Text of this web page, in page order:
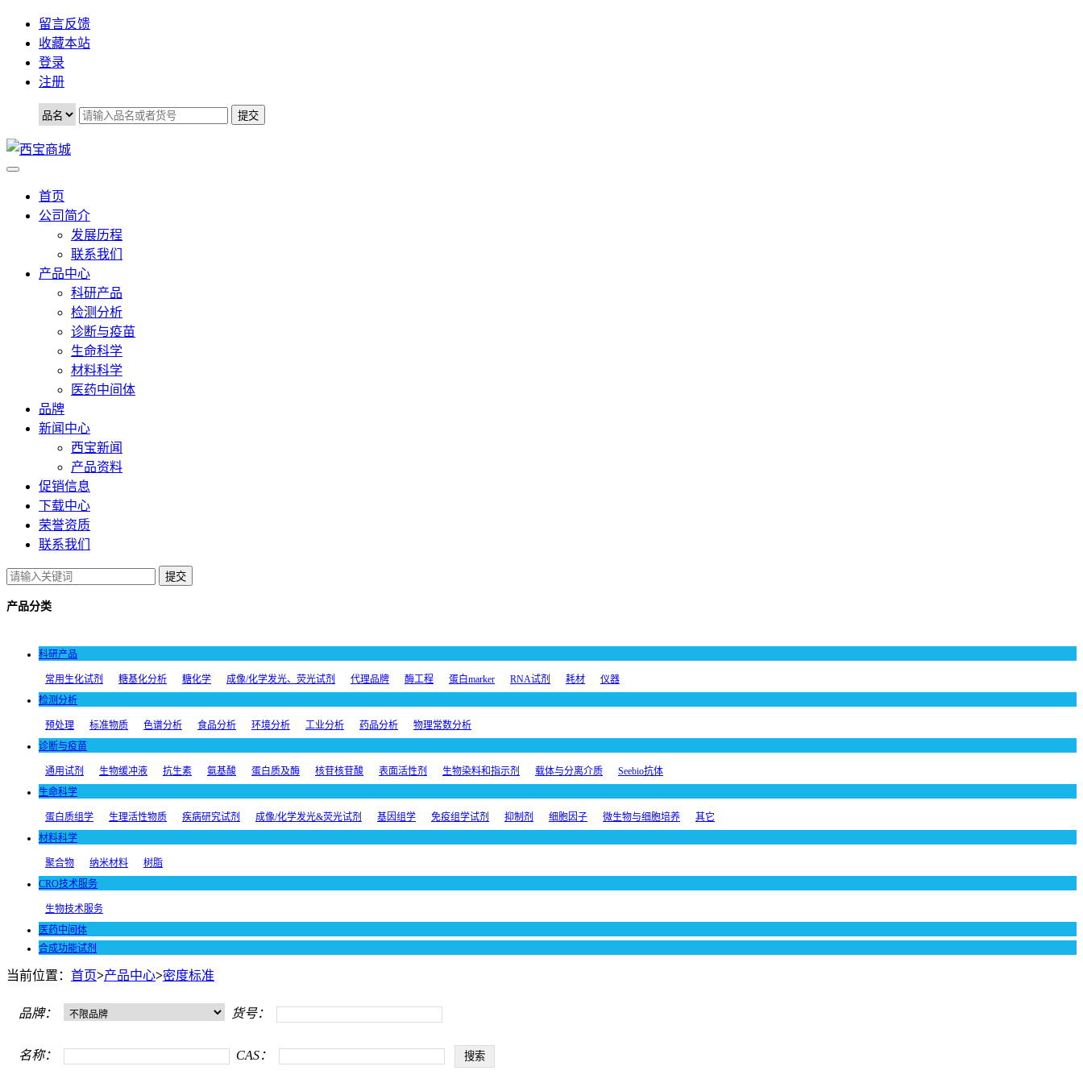
留言反馈
收藏本站
登录
注册
首页
公司简介
发展历程
联系我们
产品中心
科研产品
检测分析
诊断与疫苗
生命科学
材料科学
医药中间体
品牌
新闻中心
西宝新闻
产品资料
促销信息
下载中心
荣誉资质
联系我们
提交
产品分类
科研产品
常用生化试剂 糖基化分析 糖化学 成像/化学发光、荧光试剂 代理品牌 酶工程 蛋白marker RNA试剂 耗材
仪器
检测分析
预处理 标准物质 色谱分析 食品分析 环境分析 工业分析 药品分析
物理常数分析
诊断与疫苗
通用试剂 生物缓冲液 抗生素 氨基酸 蛋白质及酶 核苷核苷酸 表面活性剂 生物染料和指示剂 载体与分离介质
Seebio抗体
生命科学
蛋白质组学 生理活性物质 疾病研究试剂 成像/化学发光&荧光试剂 基因组学 免疫组学试剂 抑制剂 细胞因子 微生物与细胞培养
其它
材料科学
聚合物 纳米材料
树脂
CRO技术服务
生物技术服务
医药中间体
合成功能试剂
当前位置： 首页>产品中心>密度标准
品牌： 货号：
名称： CAS：